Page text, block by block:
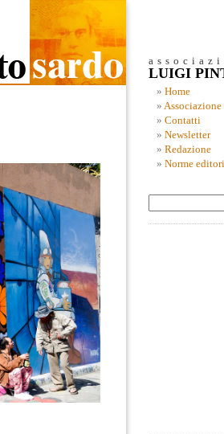
LUIGI
Home
Associazione
Contatti
Newsletter
Redazione
Norme